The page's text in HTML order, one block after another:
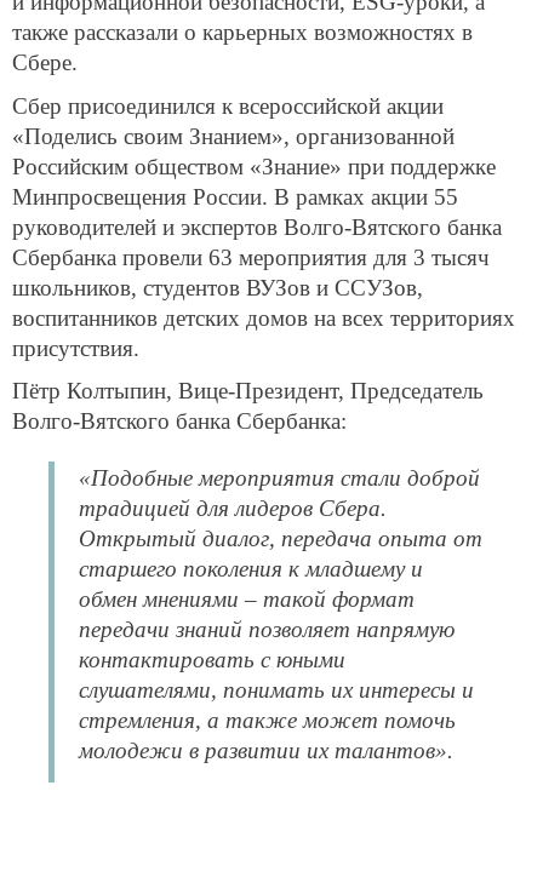
также рассказали о карьерных возможностях в
Сбере.
Сбер присоединился к всероссийской акции
«Поделись своим Знанием», организованной
Российским обществом «Знание» при поддержке
Минпросвещения России. В рамках акции 55
руководителей и экспертов Волго-Вятского банка
Сбербанка провели 63 мероприятия для 3 тысяч
школьников, студентов ВУЗов и ССУЗов,
воспитанников детских домов на всех территориях
присутствия.
Пётр Колтыпин, Вице-Президент, Председатель
Волго-Вятского банка Сбербанка:
«Подобные мероприятия стали доброй
традицией для лидеров Сбера.
Открытый диалог, передача опыта от
старшего поколения к младшему и
обмен мнениями – такой формат
передачи знаний позволяет напрямую
контактировать с юными
слушателями, понимать их интересы и
стремления, а также может помочь
молодежи в развитии их талантов».